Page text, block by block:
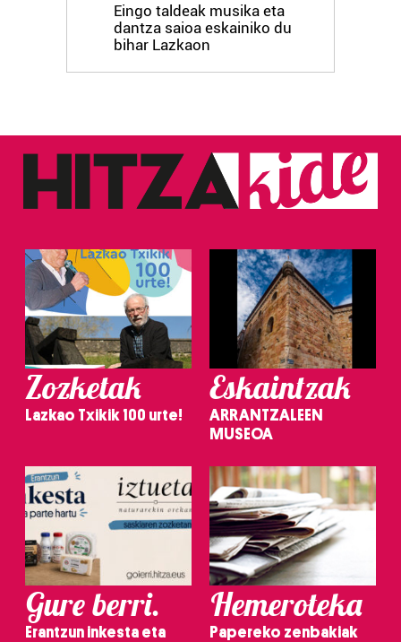
Eingo taldeak musika eta
dantza saioa eskainiko du
bihar Lazkaon
Zozketak
Lazkao Txikik 100 urte!
Eskaintzak
ARRANTZALEEN
MUSEOA
Gure berri.
Erantzun inkesta eta
Hemeroteka
Papereko zenbakiak